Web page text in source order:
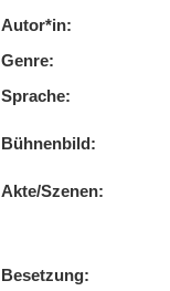
Autor*in:
Genre:
Sprache:
Bühnenbild:
Akte/Szenen:
Besetzung: